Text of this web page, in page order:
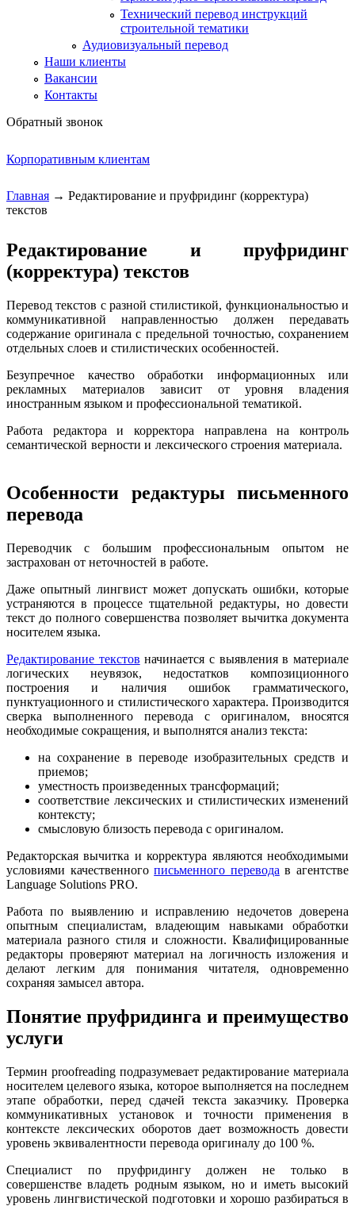
Технический перевод инструкций
строительной тематики
Аудиовизуальный перевод
Наши клиенты
Вакансии
Контакты
Обратный звонок
Корпоративным клиентам
Вы здесь
Главная → Редактирование и пруфридинг (корректура)
текстов
Редактирование и пруфридинг
(корректура) текстов
Перевод текстов с разной стилистикой, функциональностью и
коммуникативной направленностью должен передавать
содержание оригинала с предельной точностью, сохранением
отдельных слоев и стилистических особенностей.
Безупречное качество обработки информационных или
рекламных материалов зависит от уровня владения
иностранным языком и профессиональной тематикой.
Работа редактора и корректора направлена на контроль
семантической верности и лексического строения материала.
Особенности редактуры письменного
перевода
Переводчик с большим профессиональным опытом не
застрахован от неточностей в работе.
Даже опытный лингвист может допускать ошибки, которые
устраняются в процессе тщательной редактуры, но довести
текст до полного совершенства позволяет вычитка документа
носителем языка.
Редактирование текстов начинается с выявления в материале
логических неувязок, недостатков композиционного
построения и наличия ошибок грамматического,
пунктуационного и стилистического характера. Производится
сверка выполненного перевода с оригиналом, вносятся
необходимые сокращения, и выполнятся анализ текста:
на сохранение в переводе изобразительных средств и
приемов;
уместность произведенных трансформаций;
соответствие лексических и стилистических изменений
контексту;
смысловую близость перевода с оригиналом.
Редакторская вычитка и корректура являются необходимыми
условиями качественногописьменного перевода в агентстве
Language Solutions PRO.
Работа по выявлению и исправлению недочетов доверена
опытным специалистам, владеющим навыками обработки
материала разного стиля и сложности. Квалифицированные
редакторы проверяют материал на логичность изложения и
делают легким для понимания читателя, одновременно
сохраняя замысел автора.
Понятие пруфридинга и преимущество
услуги
Термин proofreading подразумевает редактирование материала
носителем целевого языка, которое выполняется на последнем
этапе обработки, перед сдачей текста заказчику. Проверка
коммуникативных установок и точности применения в
контексте лексических оборотов дает возможность довести
уровень эквивалентности перевода оригиналу до 100 %.
Специалист по пруфридингу должен не только в
совершенстве владеть родным языком, но и иметь высокий
уровень лингвистической подготовки и хорошо разбираться в